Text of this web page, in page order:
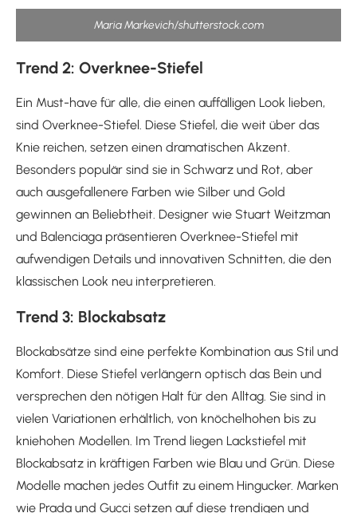
Maria Markevich/shutterstock.com
Trend 2: Overknee-Stiefel
Ein Must-have für alle, die einen auffälligen Look lieben,
sind Overknee-Stiefel. Diese Stiefel, die weit über das
Knie reichen, setzen einen dramatischen Akzent.
Besonders populär sind sie in Schwarz und Rot, aber
auch ausgefallenere Farben wie Silber und Gold
gewinnen an Beliebtheit. Designer wie Stuart Weitzman
und Balenciaga präsentieren Overknee-Stiefel mit
aufwendigen Details und innovativen Schnitten, die den
klassischen Look neu interpretieren.
Trend 3: Blockabsatz
Blockabsätze sind eine perfekte Kombination aus Stil und
Komfort. Diese Stiefel verlängern optisch das Bein und
versprechen den nötigen Halt für den Alltag. Sie sind in
vielen Variationen erhältlich, von knöchelhohen bis zu
kniehohen Modellen. Im Trend liegen Lackstiefel mit
Blockabsatz in kräftigen Farben wie Blau und Grün. Diese
Modelle machen jedes Outfit zu einem Hingucker. Marken
wie Prada und Gucci setzen auf diese trendigen und